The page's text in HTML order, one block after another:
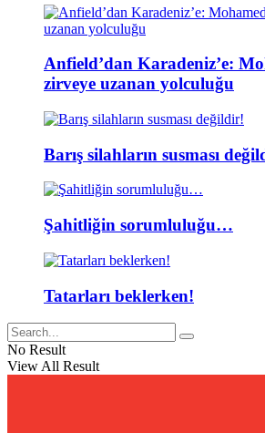
Anfield’dan Karadeniz’e:
zirveye uzanan yolculuğu
Barış silahların susması
Şahitliğin sorumluluğu…
Tatarları beklerken!
No Result
View All Result